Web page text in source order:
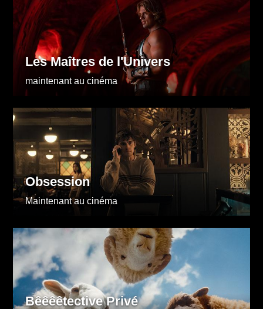
Les Maîtres de l'Univers
maintenant au cinéma
Obsession
Maintenant au cinéma
Bêêêêtective Privé